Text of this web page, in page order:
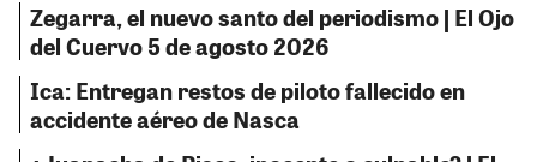
Zegarra, el nuevo santo del periodismo | El Ojo
del Cuervo 5 de agosto 2026
Ica: Entregan restos de piloto fallecido en
accidente aéreo de Nasca